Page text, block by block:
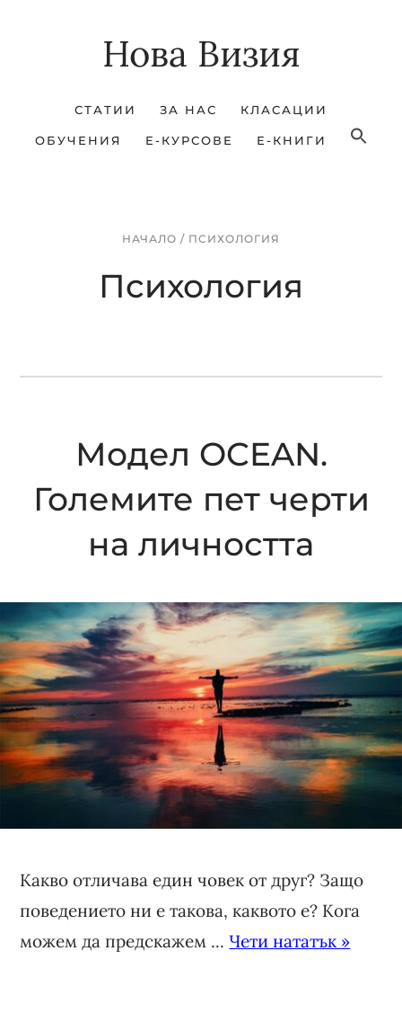
Нова Визия
СТАТИИ ЗА НАС КЛАСАЦИИ
ОБУЧЕНИЯ Е-КУРСОВЕ Е-КНИГИ
НАЧАЛО / ПСИХОЛОГИЯ
Психология
Модел OCEAN.
Големите пет черти
на личността
Какво отличава един човек от друг? Защо
поведението ни е такова, каквото е? Кога
можем да предскажем ...Чети нататък »